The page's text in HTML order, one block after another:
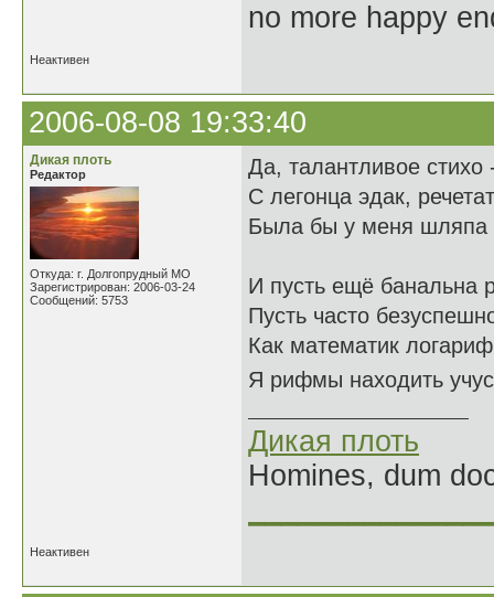
no more happy
Неактивен
2006-08-08 19:33:40
Дикая плоть
Редактор
Откуда: г. Долгопрудный МО
Зарегистрирован: 2006-03-24
Сообщений: 5753
Да, талантливое стихо
С легонца эдак,
Была бы у меня шляпа
И пусть ещё банальна
Пусть часто
Как математик
Я рифмы
Дикая плоть
Homines, dum
Неактивен